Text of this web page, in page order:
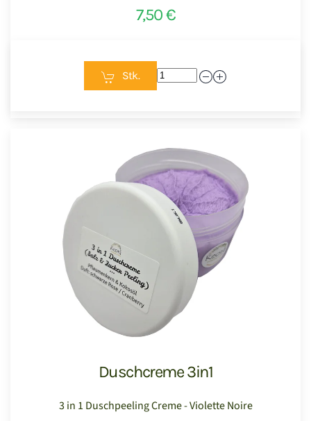
7,50 €
Stk.
Duschcreme 3in1
3 in 1 Duschpeeling Creme - Violette Noire